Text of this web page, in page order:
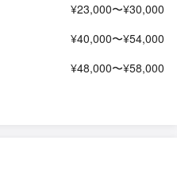
¥23,000〜¥30,000
¥40,000〜¥54,000
¥48,000〜¥58,000